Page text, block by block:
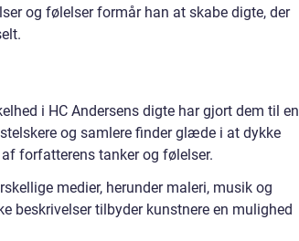
og følelser formår han at skabe digte, der
i HC Andersens digte har gjort dem til en
og samlere finder glæde i at dykke
forfatterens tanker og følelser.
medier, herunder maleri, musik og
beskrivelser tilbyder kunstnere en mulighed